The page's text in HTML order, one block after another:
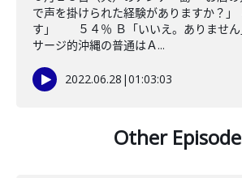
で声を掛けられた経験がありますか？」
す」 ５４％ Ｂ「いいえ。ありません
サージ的沖縄の普通はＡ...
2022.06.28 |01:03:03
Other